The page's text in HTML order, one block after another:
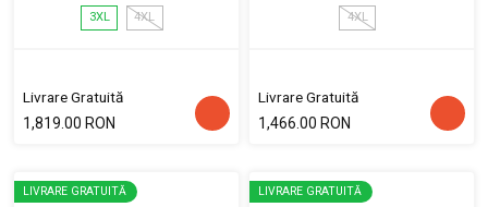
3XL 4XL
Livrare Gratuită
1,819.00 RON
4XL
Livrare Gratuită
1,466.00 RON
LIVRARE GRATUITĂ LIVRARE GRATUITĂ